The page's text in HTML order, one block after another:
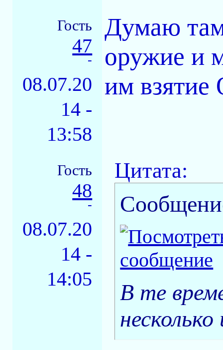
Гость
47
-
08.07.20
14 -
13:58
Думаю
оружие и
им взятие
Гость
48
-
08.07.20
14 -
14:05
Цитата:
В те